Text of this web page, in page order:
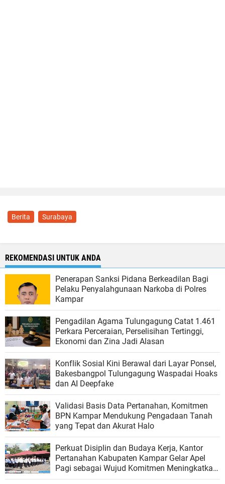
Berita Surabaya
REKOMENDASI UNTUK ANDA
Penerapan Sanksi Pidana Berkeadilan Bagi
Pelaku Penyalahgunaan Narkoba di Polres
Kampar
Pengadilan Agama Tulungagung Catat 1.461
Perkara Perceraian, Perselisihan Tertinggi,
Ekonomi dan Zina Jadi Alasan
Konflik Sosial Kini Berawal dari Layar Ponsel,
Bakesbangpol Tulungagung Waspadai Hoaks
dan AI Deepfake
Validasi Basis Data Pertanahan, Komitmen
BPN Kampar Mendukung Pengadaan Tanah
yang Tepat dan Akurat Halo
Perkuat Disiplin dan Budaya Kerja, Kantor
Pertanahan Kabupaten Kampar Gelar Apel
Pagi sebagai Wujud Komitmen Meningkatkan
Kualitas Pelayanan